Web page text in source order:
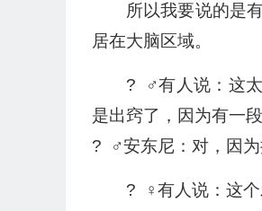
所以我要说的是
居在大脑区域。
? ‍ ♂️有人说：这
是出窍了，因为有一
? ‍ ♂️安东尼：对，因
? ‍ ♀️有人说：这